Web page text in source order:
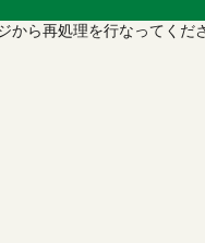
から再処理を行なってくだ